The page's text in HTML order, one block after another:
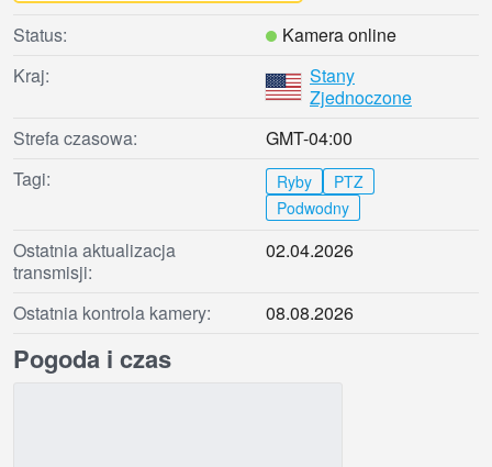
Status:
Kamera online
Kraj:
Stany
Zjednoczone
Strefa czasowa:
GMT-04:00
Tagi:
Ryby
PTZ
Podwodny
Ostatnia aktualizacja
transmisji:
02.04.2026
Ostatnia kontrola kamery: 08.08.2026
Pogoda i czas